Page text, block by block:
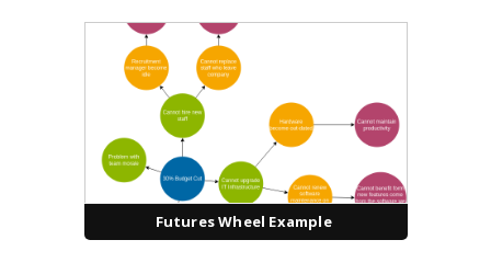
Futures Wheel Example